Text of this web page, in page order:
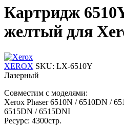
Картридж
желтый для
XEROX SKU: LX-6510Y
Лазерный
Совместим с моделями:
Xerox Phaser 6510N / 6510DN /
6515DN / 6515DNI
Ресурс: 4300стр.